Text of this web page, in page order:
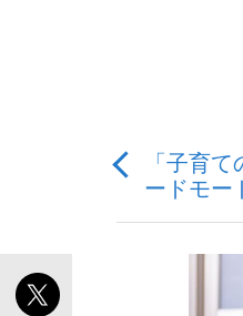
「
「子育
ードモー